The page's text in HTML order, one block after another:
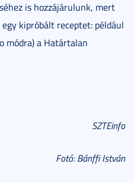
is hozzájárulunk, mert
kipróbált receptet: például
módra) a Határtalan
SZTEinfo
Fotó: Bánffi István